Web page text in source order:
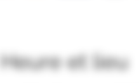
Heure et lieu